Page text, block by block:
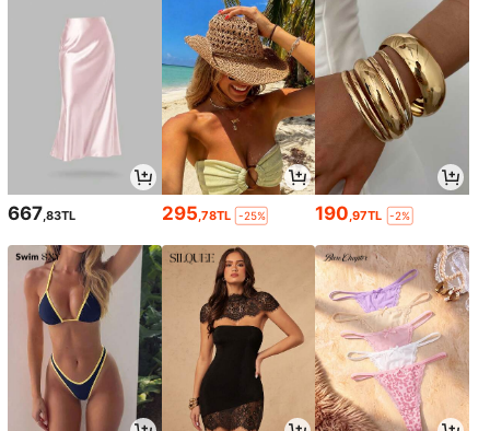
667 ,83TL 295 ,78TL -25% 190 ,97TL -2%